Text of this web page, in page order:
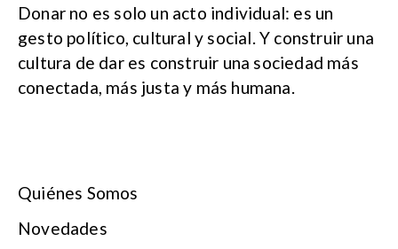
Donar no es solo un acto individual: es un
gesto político, cultural y social. Y construir una
cultura de dar es construir una sociedad más
conectada, más justa y más humana.
Quiénes Somos
Novedades